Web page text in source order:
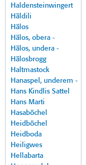
Haldensteinwingert
Häldili
Hälos
Hälos, obera -
Hälos, undera -
Hälosbrogg
Haltmastock
Hanaspel, underem -
Hans Kindlis Sattel
Hans Marti
Hasaböchel
Heidböchel
Heidboda
Heiligwes
Hellabarta